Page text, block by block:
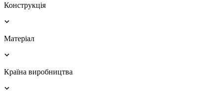
Конструкція
Матеріал
Країна виробництва